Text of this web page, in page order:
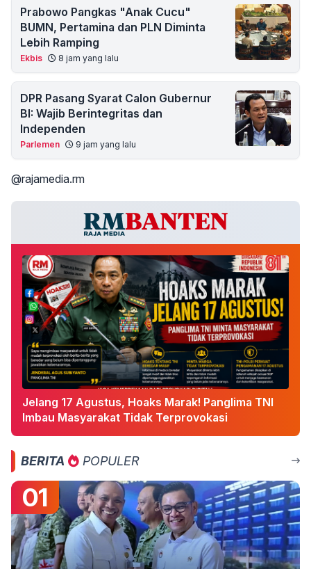
Prabowo Pangkas "Anak Cucu"
BUMN, Pertamina dan PLN Diminta
Lebih Ramping
Ekbis 8 jam yang lalu
DPR Pasang Syarat Calon Gubernur
BI: Wajib Berintegritas dan
Independen
Parlemen 9 jam yang lalu
@rajamedia.rm
Jelang 17 Agustus, Hoaks Marak! Panglima TNI
Imbau Masyarakat Tidak Terprovokasi
BERITA POPULER
01